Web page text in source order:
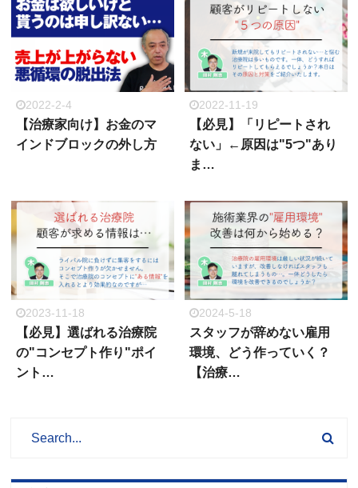
2022-2-4
【治療家向け】お金のマ
インドブロックの外し方
2022-11-19
【必見】「リピートされ
ない」←原因は"5つ"あり
ま…
2023-11-18
【必見】選ばれる治療院
の"コンセプト作り"ポイ
ント…
2024-5-18
スタッフが辞めない雇用
環境、どう作っていく？
【治療…